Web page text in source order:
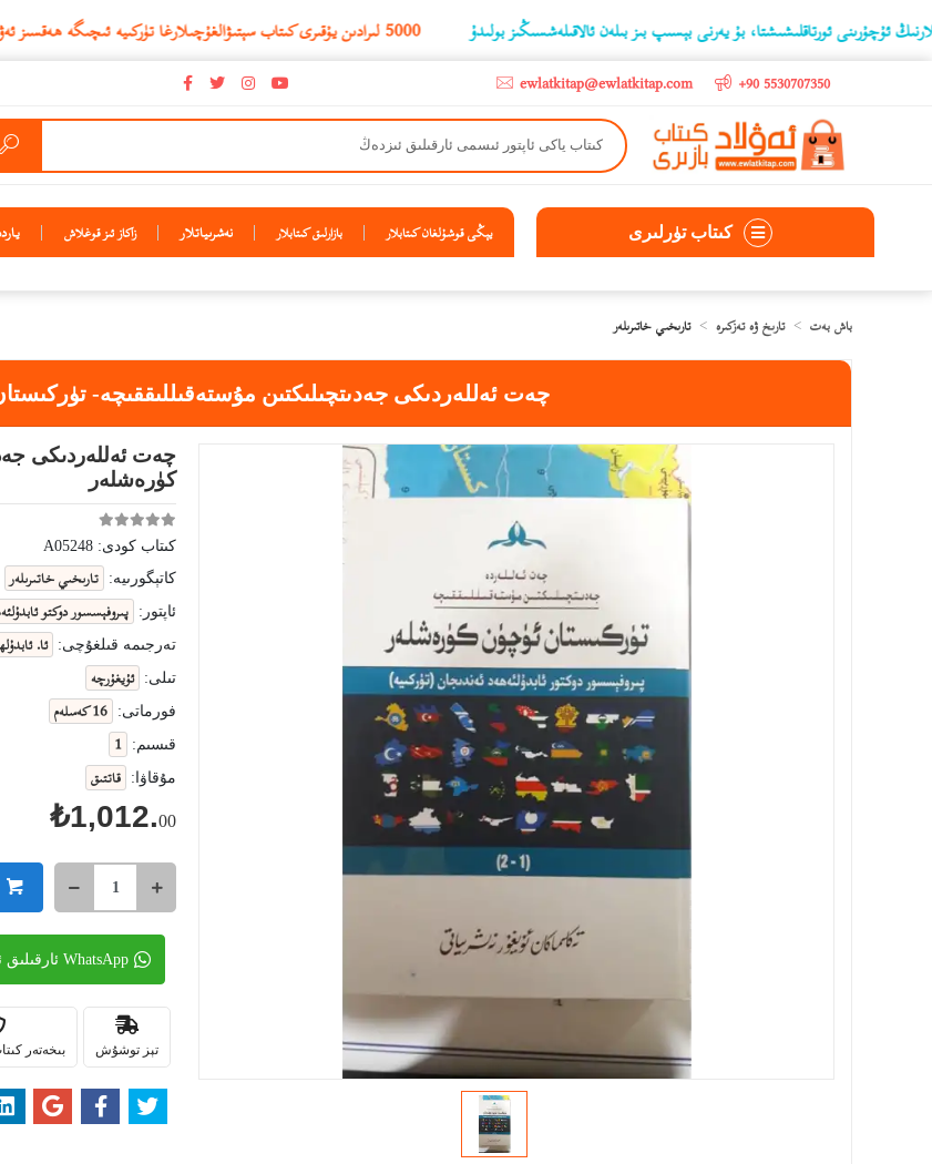
‫5000 لىرادىن يۇقىرى كىتاب سېتىۋالغۇچىلارغا تۈركىيە ئىچىگە ھەقسىز ئەۋەتىپ ېېرىلىدۇ ئورتاقلىشىشتا، بۇ يەرنى بېسىپ بىز بىلەن ئالاقىلەشسىڭىز بولىدۇ
+90 5530707350
ewlatkitap@ewlatkitap.com
كىتاب تۈرلىرى يېڭى قوشۇلغان كىتابلار بازارلىق كىتابلار نەشرىياتلار زاكاز ئىز قوغلاش
باش بەت تارىخ ۋە تەزكىرە تارىخىي خاتىرىلەر
چەت ئەللەردىكى جەدىتچىلىكتىن مۇستەقىللىققىچە-
چەت ئەللەردىكى
كۈرەشلەر
كىتاب كودى: A05248
كاتېگورىيە:
تارىخىي خاتىرىلەر
ئاپتور: پىروفېسسور دوكتو
تەرجىمە قىلغۇچى: ئا.
تىلى: ئۇيغۇرچە
فورماتى: 16 كەسلەم
قىسىم: 1
مۇقاۋا: قاتتىق
₺1,012.00
WhatsApp ئارقىلىق ئالاقىلىشىڭ
تېز توشۇش بىخەتەر